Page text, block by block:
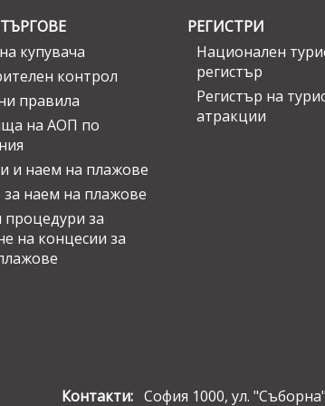
купувача
контрол
правила
на АОП по
и наем на плажове
наем на плажове
за
на концесии за
РЕГИСТРИ
Национален
регистър
Регистър на
атракции
Контакти:София 1000, ул.